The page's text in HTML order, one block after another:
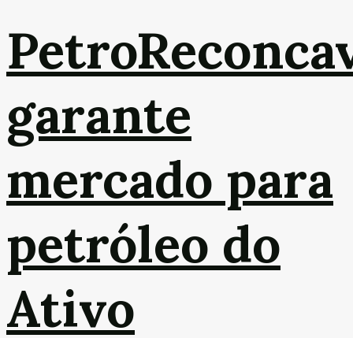
garante
mercado para
petróleo do
Ativo